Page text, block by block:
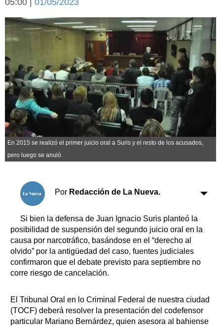
Espacio empresas
Sociedad y tiempo
Sociedad
Tecnología
Turismo
Salud
Es viral
El tiempo
Cartón Lleno
Fúnebres
Suplementos
Servicios
Farmacias
Loterías
Datos Útiles
Fúnebres
Edictos
Teléfonos de urgencia
05:00 | 01/05/2023
En 2015 se realizó el primer juicio oral a Suris y el resto de los acusados,
pero luego se anuló.
Por Redacción de La Nueva.
Si bien la defensa de Juan Ignacio Suris planteó la
posibilidad de suspensión del segundo juicio oral en la
causa por narcotráfico, basándose en el “derecho al
olvido” por la antigüedad del caso, fuentes judiciales
confirmaron que el debate previsto para septiembre no
corre riesgo de cancelación.
El Tribunal Oral en lo Criminal Federal de nuestra ciudad
(TOCF) deberá resolver la presentación del codefensor
particular Mariano Bernárdez, quien asesora al bahiense